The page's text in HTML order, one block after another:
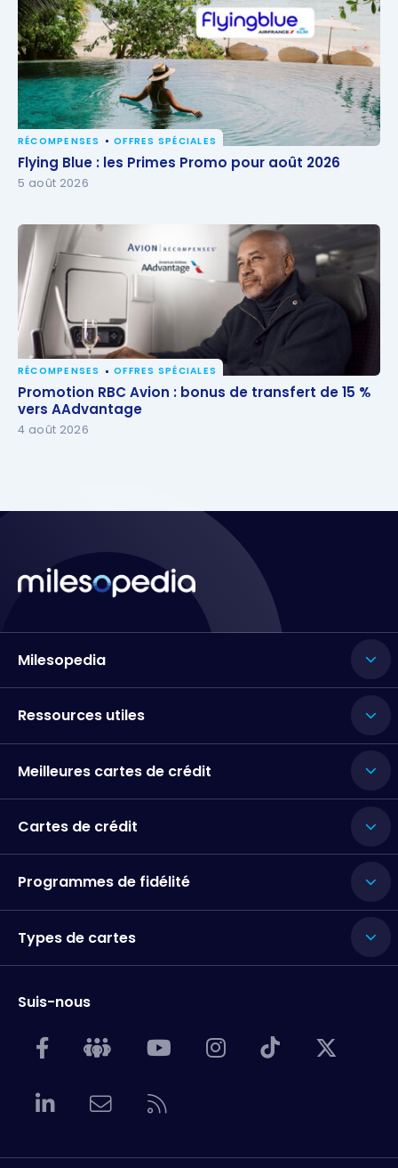
Flying Blue : les Primes Promo pour août 2026
RÉCOMPENSES OFFRES SPÉCIALES
Flying Blue : les Primes Promo pour août 2026
5 août 2026
Promotion RBC Avion : bonus de transfert de 15 %
vers AAdvantage
RÉCOMPENSES OFFRES SPÉCIALES
Promotion RBC Avion : bonus de transfert de 15 %
vers AAdvantage
4 août 2026
Milesopedia
Ressources utiles
Meilleures cartes de crédit
Cartes de crédit
Programmes de fidélité
Types de cartes
Suis-nous